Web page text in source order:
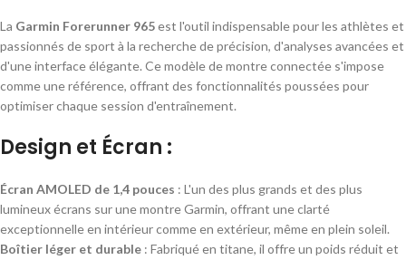
La Garmin Forerunner 965est l'outil indispensable pour les athlètes et
passionnés de sport à la recherche de précision, d'analyses avancées et
d'une interface élégante. Ce modèle de montre connectée s'impose
comme une référence, offrant des fonctionnalités poussées pour
optimiser chaque session d'entraînement.
Design et Écran :
Écran AMOLED de 1,4 pouces : L'un des plus grands et des plus
lumineux écrans sur une montre Garmin, offrant une clarté
exceptionnelle en intérieur comme en extérieur, même en plein soleil.
Boîtier léger et durable : Fabriqué en titane, il offre un poids réduit et